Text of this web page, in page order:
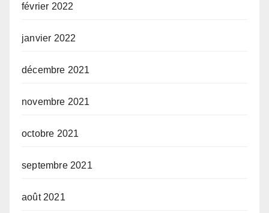
février 2022
janvier 2022
décembre 2021
novembre 2021
octobre 2021
septembre 2021
août 2021